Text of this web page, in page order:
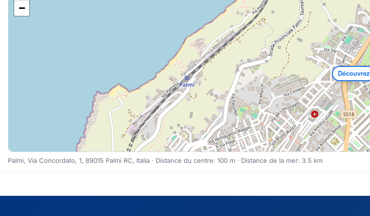
Découvrez
−
Palmi, Via Concordato, 1, 89015 Palmi RC, Italia · Distance du centre: 100 m · Distance de la mer: 3.5 km